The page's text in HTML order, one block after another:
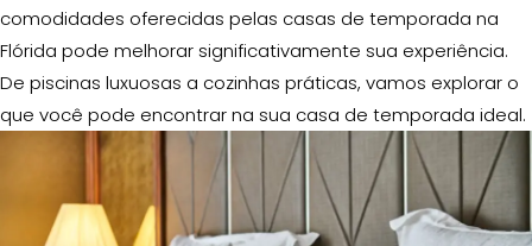
comodidades oferecidas pelas casas de temporada na
Flórida pode melhorar significativamente sua experiência.
De piscinas luxuosas a cozinhas práticas, vamos explorar o
que você pode encontrar na sua casa de temporada ideal.